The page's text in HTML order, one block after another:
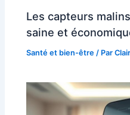
Les capteurs
saine et
Santé et bien-être / Par